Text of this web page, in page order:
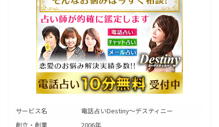
サービス名
電話占いDestiny〜デスティニー
創立・創業
2006年